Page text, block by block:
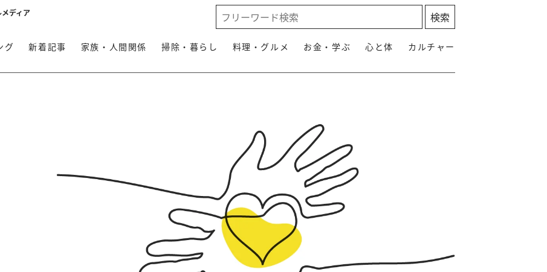
ディア
グ 新着記事 家族・人間関係 掃除・暮らし 料理・グルメ お金・学ぶ 心と体 カルチャー